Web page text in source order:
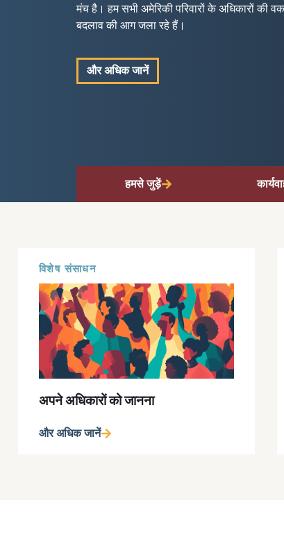
मंच है। हम सभी अमेरिकी परिवारों के अधिकारों
बदलाव की आग जला रहे हैं।
और अधिक जानें
हमसे जुड़ें
विशेष संसाधन
अपने अधिकारों को जानना
और अधिक जानें